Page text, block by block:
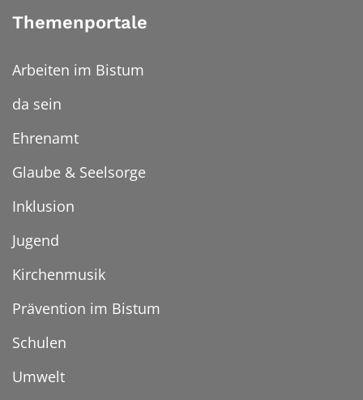
Themenportale
Arbeiten im Bistum
da sein
Ehrenamt
Glaube & Seelsorge
Inklusion
Jugend
Kirchenmusik
Prävention im Bistum
Schulen
Umwelt